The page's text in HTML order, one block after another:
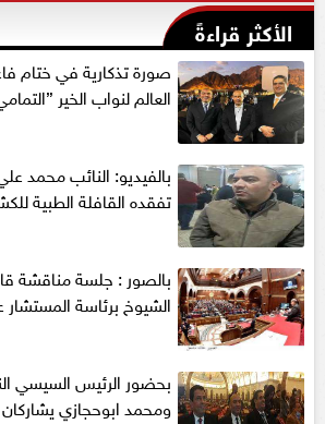
الأكثر قراءةً
صورة تذكارية في ختام
العالم لنواب الخير
بالفيديو: النائب محمد
تفقده القافلة الطبية
بالصور : جلسة مناقشة
الشيوخ برئاسة
بحضور الرئيس السيسي
ومحمد ابوحجازي